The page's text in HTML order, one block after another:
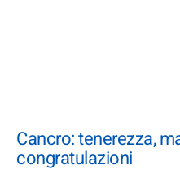
Cancro: tenerezza,
congratulazioni